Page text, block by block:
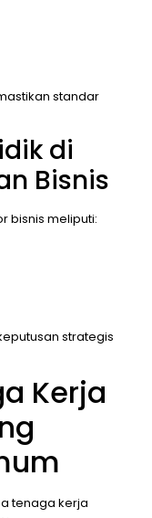
standar
di
Bisnis
bisnis meliputi:
strategis
Kerja
tenaga kerja